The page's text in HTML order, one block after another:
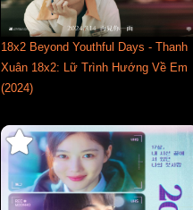
18x2 Beyond Youthful Days - Thanh
Xuân 18x2: Lữ Trình Hướng Về Em
(2024)